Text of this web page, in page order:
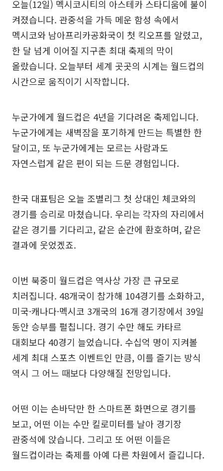
오늘(12일) 멕시코시티의 아스테카 스타디움에 불이
켜졌습니다. 관중석을 가득 메운 함성 속에서
멕시코와 남아프리카공화국이 첫 킥오프를 알렸고,
한 달 넘게 이어질 지구촌 최대 축제의 막이
올랐습니다. 오늘부터 세계 곳곳의 시계는 월드컵의
시간으로 움직이기 시작합니다.
누군가에게 월드컵은 4년을 기다려온 축제입니다.
누군가에게는 새벽잠을 포기하게 만드는 특별한 한
달이고, 또 누군가에게는 모르는 사람과도
자연스럽게 같은 편이 되는 드문 경험입니다.
한국 대표팀은 오늘 조별리그 첫 상대인 체코와의
경기를 승리로 마쳤습니다. 우리는 각자의 자리에서
같은 경기를 기다리고, 같은 순간에 환호하며, 같은
결과에 웃었겠죠.
이번 북중미 월드컵은 역사상 가장 큰 규모로
치러집니다. 48개국이 참가해 104경기를 소화하고,
미국·캐나다·멕시코 3개국의 16개 경기장에서 39일
동안 승부를 펼칩니다. 경기 수만 해도 카타르
대회보다 40경기 늘었습니다. 수십억 명이 지켜볼
세계 최대 스포츠 이벤트인 만큼, 이를 즐기는 방식
역시 그 어느 때보다 다양해질 전망입니다.
어떤 이는 손바닥만 한 스마트폰 화면으로 경기를
보고, 어떤 이는 수만 킬로미터를 날아 경기장
관중석에 앉습니다. 그리고 또 어떤 이들은
월드컵이라는 축제를 아예 다른 차원에서 즐깁니다.